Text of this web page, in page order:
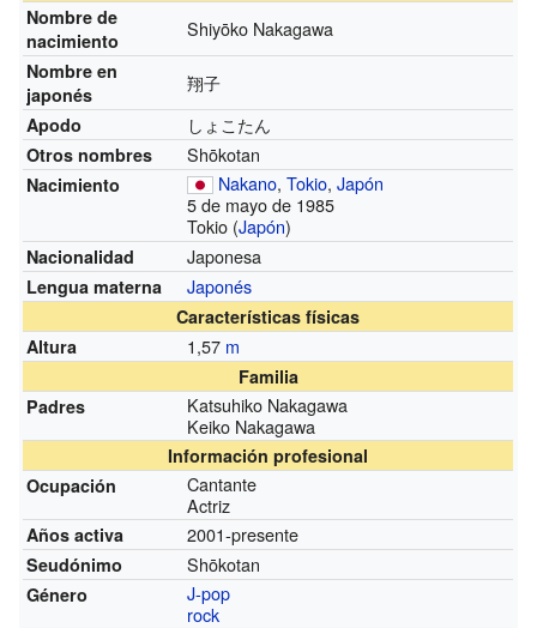
Nombre de
nacimiento
Shiyōko Nakagawa
Nombre en
japonés
翔子
Apodo しょこたん
Otros nombres Shōkotan
Nacimiento Nakano,Tokio,Japón
5 de mayo de 1985
Tokio (Japón)
Nacionalidad Japonesa
Lengua materna Japonés
Características físicas
Altura
1,57 m
Familia
Padres
Katsuhiko Nakagawa
Keiko Nakagawa
Información profesional
Ocupación
Cantante
Actriz
Años activa 2001-presente
Seudónimo Shōkotan
Género
J-pop
rock